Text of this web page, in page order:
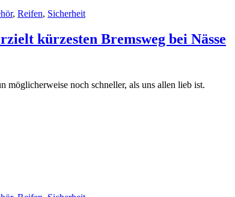
, Reifen, Sicherheit
kürzesten Bremsweg bei Nässe
möglicherweise noch schneller, als uns allen lieb ist.